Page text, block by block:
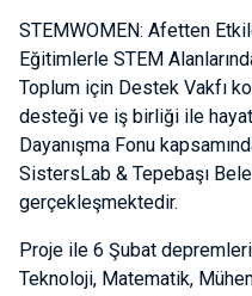
STEMWOMEN: Afetten
Eğitimlerle STEM
Toplum için Destek Vakfı
desteği ve iş birliği ile
Dayanışma Fonu
SistersLab & Tepebaşı
gerçekleşmektedir.
Proje ile 6 Şubat
Teknoloji, Matematik,